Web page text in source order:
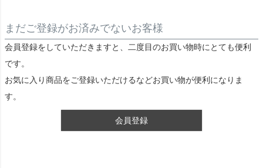
まだご登録がお済みでないお客様
会員登録をしていただきますと、二度目のお買い物時にとても便利
です。
お気に入り商品をご登録いただけるなどお買い物が便利になりま
す。
会員登録